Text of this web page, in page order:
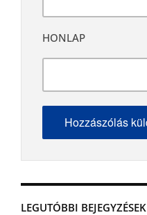
LEGUTÓBBI BEJEGYZÉSEK
HONLAP